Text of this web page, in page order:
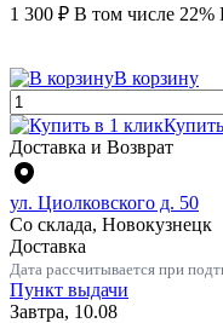
1 300 ₽ В том числе
В корзину
Доставка и Возврат
ул. Циолковского д. 50
Со склада, Новокузнецк
Доставка
Дата рассчитывается при
Пункт выдачи
Завтра, 10.08